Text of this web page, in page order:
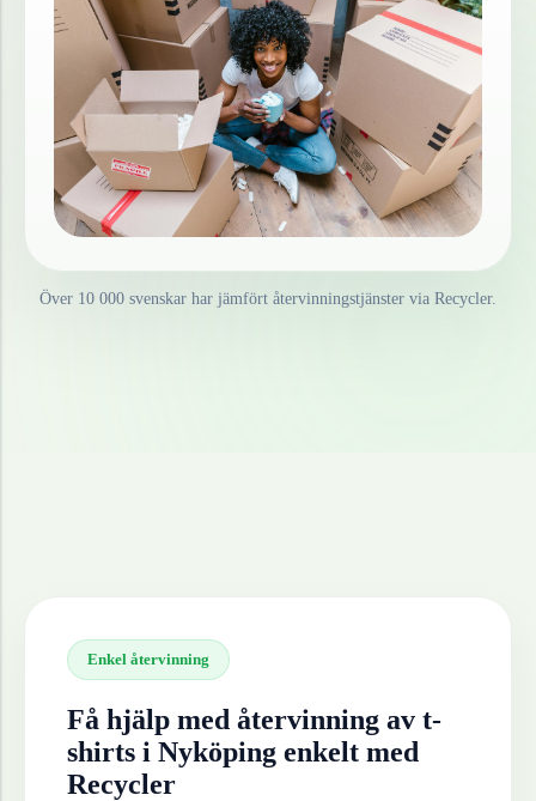
Över 10 000 svenskar har jämfört återvinningstjänster via Recycler.
Enkel återvinning
Få hjälp med återvinning av t-
shirts i Nyköping enkelt med
Recycler